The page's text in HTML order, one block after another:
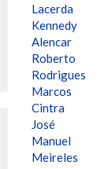
Lacerda
Kennedy
Alencar
Roberto
Rodrigues
Marcos
Cintra
José
Manuel
Meireles